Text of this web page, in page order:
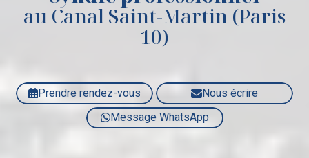
au Canal Saint-Martin (Paris
10)
Prendre rendez-vous
Nous écrire
Message WhatsApp